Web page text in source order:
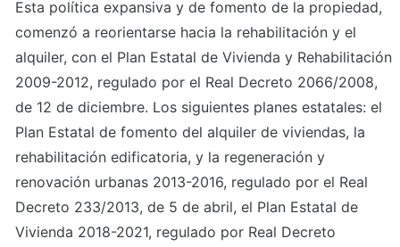
Esta política expansiva y de fomento de la propiedad,
comenzó a reorientarse hacia la rehabilitación y el
alquiler, con el Plan Estatal de Vivienda y Rehabilitación
2009-2012, regulado por el Real Decreto 2066/2008,
de 12 de diciembre. Los siguientes planes estatales: el
Plan Estatal de fomento del alquiler de viviendas, la
rehabilitación edificatoria, y la regeneración y
renovación urbanas 2013-2016, regulado por el Real
Decreto 233/2013, de 5 de abril, el Plan Estatal de
Vivienda 2018-2021, regulado por Real Decreto